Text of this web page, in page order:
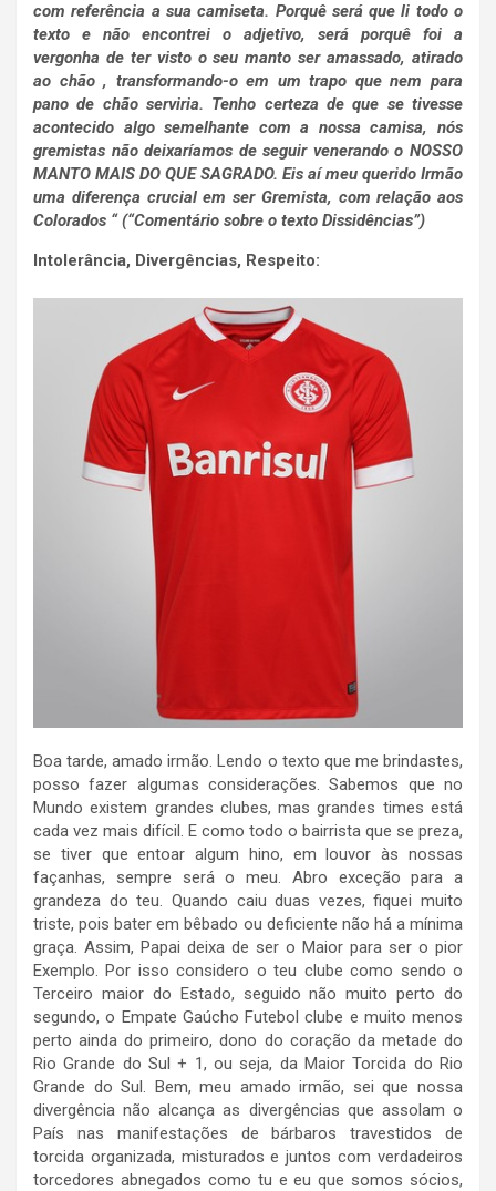
com referência a sua camiseta. Porquê será que li todo o
texto e não encontrei o adjetivo, será porquê foi a
vergonha de ter visto o seu manto ser amassado, atirado
ao chão , transformando-o em um trapo que nem para
pano de chão serviria. Tenho certeza de que se tivesse
acontecido algo semelhante com a nossa camisa, nós
gremistas não deixaríamos de seguir venerando o NOSSO
MANTO MAIS DO QUE SAGRADO. Eis aí meu querido Irmão
uma diferença crucial em ser Gremista, com relação aos
Colorados “ (“Comentário sobre o texto Dissidências”)
Intolerância, Divergências, Respeito:
Boa tarde, amado irmão. Lendo o texto que me brindastes,
posso fazer algumas considerações. Sabemos que no
Mundo existem grandes clubes, mas grandes times está
cada vez mais difícil. E como todo o bairrista que se preza,
se tiver que entoar algum hino, em louvor às nossas
façanhas, sempre será o meu. Abro exceção para a
grandeza do teu. Quando caiu duas vezes, fiquei muito
triste, pois bater em bêbado ou deficiente não há a mínima
graça. Assim, Papai deixa de ser o Maior para ser o pior
Exemplo. Por isso considero o teu clube como sendo o
Terceiro maior do Estado, seguido não muito perto do
segundo, o Empate Gaúcho Futebol clube e muito menos
perto ainda do primeiro, dono do coração da metade do
Rio Grande do Sul + 1, ou seja, da Maior Torcida do Rio
Grande do Sul. Bem, meu amado irmão, sei que nossa
divergência não alcança as divergências que assolam o
País nas manifestações de bárbaros travestidos de
torcida organizada, misturados e juntos com verdadeiros
torcedores abnegados como tu e eu que somos sócios,